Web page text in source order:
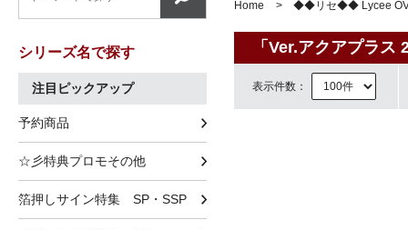
シリーズ名で探す
注目ピックアップ
予約商品
☆彡特典プロモその他
箔押しサイン特集 SP・SSP
Home ◆◆リセ◆◆ Lycee
「Ver.アクアプラス
表示件数：